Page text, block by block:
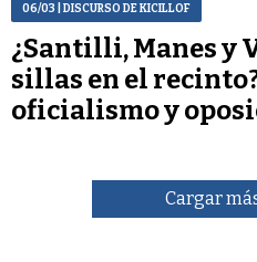
06/03 | DISCURSO DE KICILLOF
¿Santilli, Manes y
sillas en el
oficialismo y
Cargar